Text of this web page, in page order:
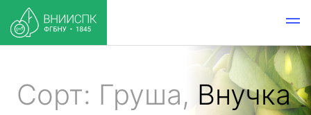
Сорт: Груша, Внучка